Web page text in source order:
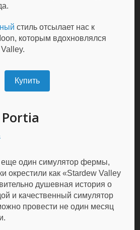
стиль отсылает нас к
которым вдохновлялся
Купить
еще один симулятор фермы,
окрестили как «Stardew Valley
душевная история о
и качественный симулятор
провести не один месяц